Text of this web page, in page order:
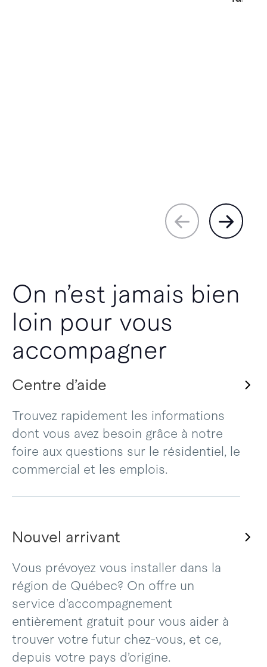
On n’est jamais bien
loin pour vous
accompagner
Centre d’aide
Trouvez rapidement les informations
dont vous avez besoin grâce à notre
foire aux questions sur le résidentiel, le
commercial et les emplois.
Nouvel arrivant
Vous prévoyez vous installer dans la
région de Québec? On offre un
service d’accompagnement
entièrement gratuit pour vous aider à
trouver votre futur chez-vous, et ce,
depuis votre pays d’origine.